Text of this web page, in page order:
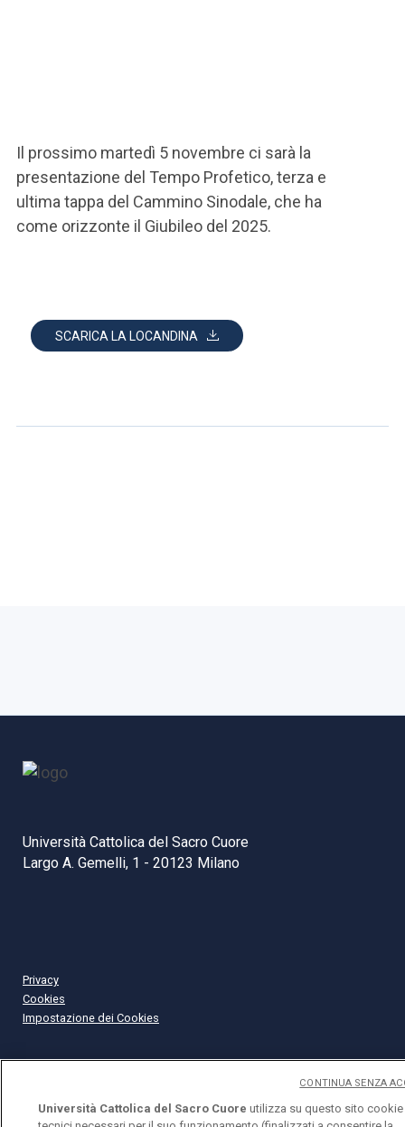
Il prossimo martedì 5 novembre ci sarà la
presentazione del Tempo Profetico, terza e
ultima tappa del Cammino Sinodale, che ha
come orizzonte il Giubileo del 2025.
SCARICA LA LOCANDINA
Università Cattolica del Sacro Cuore
Largo A. Gemelli, 1 - 20123 Milano
Privacy
Cookies
Impostazione dei Cookies
Università Cattolica del Sacro Cuore utilizza su questo sito cookie
CONTINUA SENZA